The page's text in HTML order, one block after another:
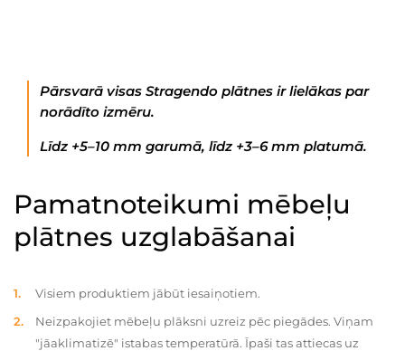
Pārsvarā visas Stragendo plātnes ir lielākas par
norādīto izmēru.
Līdz +5–10 mm garumā, līdz +3–6 mm platumā.
Pamatnoteikumi mēbeļu
plātnes uzglabāšanai
Visiem produktiem jābūt iesaiņotiem.
Neizpakojiet mēbeļu plāksni uzreiz pēc piegādes. Viņam
"jāaklimatizē" istabas temperatūrā. Īpaši tas attiecas uz